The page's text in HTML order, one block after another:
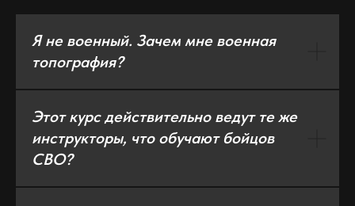
Я не военный. Зачем мне военная
топография?
Этот курс действительно ведут те же
инструкторы, что обучают бойцов
СВО?